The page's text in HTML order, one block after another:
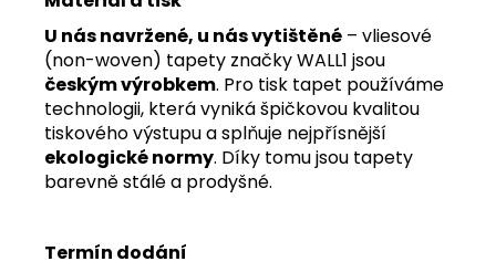
U nás navržené, u nás vytištěné – vliesové
(non-woven) tapety značky WALL1 jsou
českým výrobkem. Pro tisk tapet používáme
technologii, která vyniká špičkovou kvalitou
tiskového výstupu a splňuje nejpřísnější
ekologické normy. Díky tomu jsou tapety
barevně stálé a prodyšné.
Termín dodání